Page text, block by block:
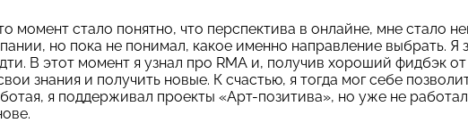
момент стало понятно, что перспектива в онлайне, мне стало
но пока не понимал, какое именно направление выбрать. Я
В этот момент я узнал про RMA и, получив хороший фидбэк
знания и получить новые. К счастью, я тогда мог себе
я поддерживал проекты «Арт-позитива», но уже не